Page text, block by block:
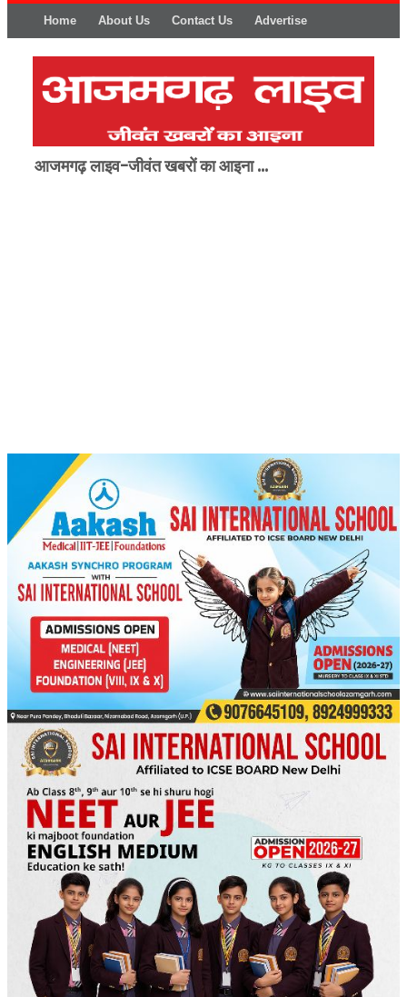
Home About Us Contact Us Advertise
आजमगढ़ लाइव-जीवंत खबरों का आइना ...